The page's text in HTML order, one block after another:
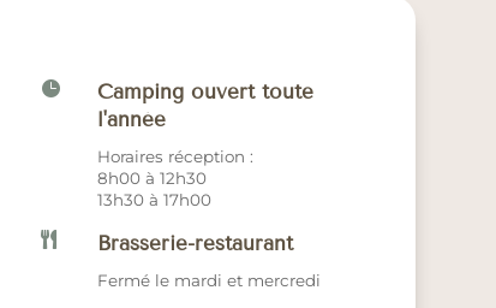

Camping ouvert toute
l'année
Horaires réception :
8h00 à 12h30
13h30 à 17h00
 Brasserie-restaurant
Fermé le mardi et mercredi